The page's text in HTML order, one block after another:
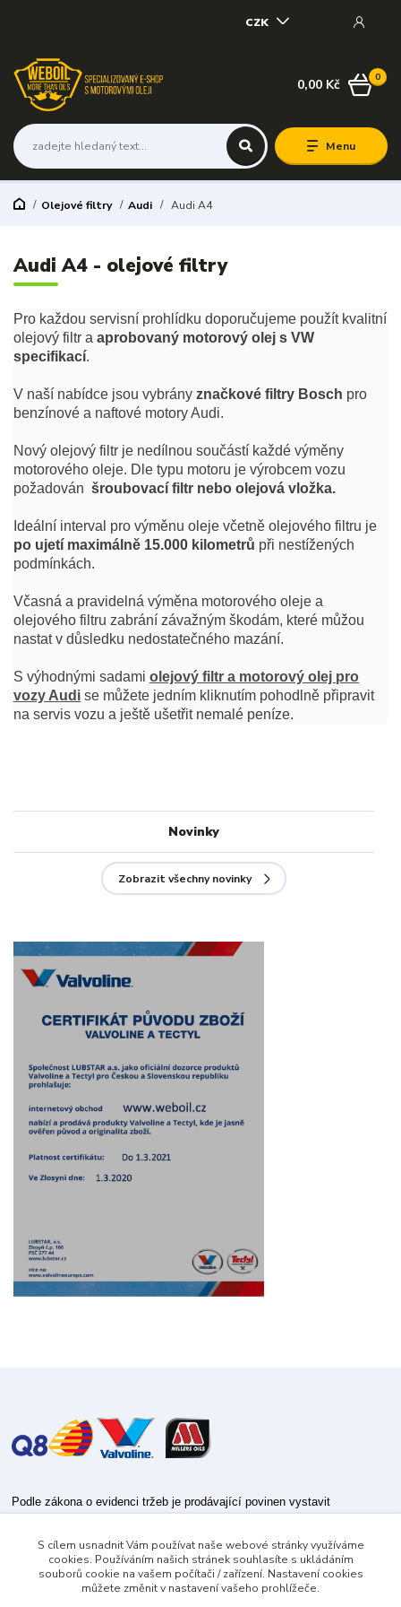
Menu
CZK
0
0,00 Kč
Olejové filtry Audi Audi A4
Audi A4 - olejové filtry
Pro každou servisní prohlídku doporučujeme použít kvalitní
olejový filtr a aprobovaný motorový olej s VW
specifikací.
V naší nabídce jsou vybrány značkové filtry Bosch pro
benzínové a naftové motory Audi.
Nový olejový filtr je nedílnou součástí každé výměny
motorového oleje. Dle typu motoru je výrobcem vozu
požadován šroubovací filtr nebo olejová vložka.
Ideální interval pro výměnu oleje včetně olejového filtru je
po ujetí maximálně 15.000 kilometrů při nestížených
podmínkách.
Včasná a pravidelná výměna motorového oleje a
olejového filtru zabrání závažným škodám, které můžou
nastat v důsledku nedostatečného mazání.
S výhodnými sadami olejový filtr a motorový olej pro
vozy Audi se můžete jedním kliknutím pohodlně připravit
na servis vozu a ještě ušetřit nemalé peníze.
Novinky
Zobrazit všechny novinky
Podle zákona o evidenci tržeb je prodávající povinen vystavit
Zároveň je povinen zaevidovat přijatou tržbu u správce daně online; v
případě technického výpadku pak nejpozději do 48 hodin.
S cílem usnadnit Vám používat naše webové stránky využíváme
cookies. Používáním našich stránek souhlasíte s ukládáním
souborů cookie na vašem počítači / zařízení. Nastavení cookies
můžete změnit v nastavení vašeho prohlížeče.